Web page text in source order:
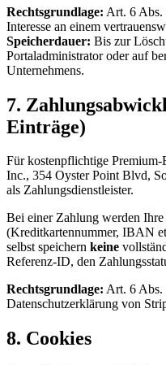
Rechtsgrundlage: Art. 6
Interesse an einem
Speicherdauer: Bis zur
Portaladministrator oder auf
Unternehmens.
7.
Einträge)
Für kostenpflichtige
Inc., 354 Oyster Point Blvd,
als Zahlungsdienstleister.
Bei einer Zahlung werden
(Kreditkartennummer, IBAN
selbst speichern keine
Referenz-ID, den
Rechtsgrundlage: Art. 6 Abs.
Datenschutzerklärung von
8. Cookies